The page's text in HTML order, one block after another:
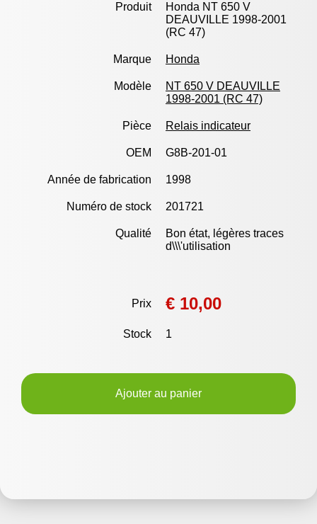
Produit
Honda NT 650 V
DEAUVILLE 1998-2001
(RC 47)
Marque Honda
Modèle
NT 650 V DEAUVILLE
1998-2001 (RC 47)
Pièce Relais indicateur
OEM G8B-201-01
Année de fabrication 1998
Numéro de stock 201721
Qualité
Bon état, légères traces
d\\\'utilisation
Prix € 10,00
Stock 1
Ajouter au panier